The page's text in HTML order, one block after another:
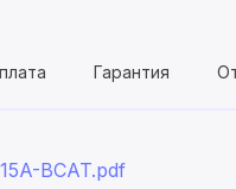
Гарантия
BCAT.pdf